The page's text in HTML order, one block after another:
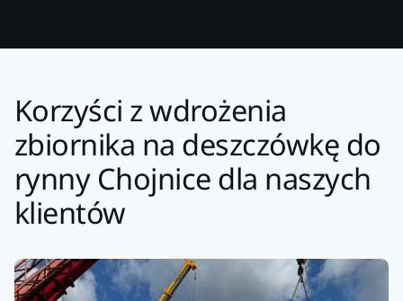
Korzyści z wdrożenia
zbiornika na deszczówkę do
rynny Chojnice dla naszych
klientów